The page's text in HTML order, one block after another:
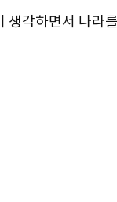
생각하면서 나라